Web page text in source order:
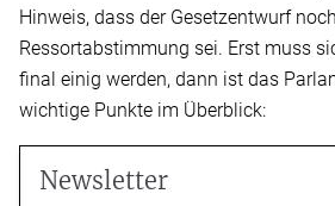
Hinweis, dass der Gesetzentwurf
Ressortabstimmung sei. Erst muss
final einig werden, dann ist das
wichtige Punkte im Überblick:
Newsletter